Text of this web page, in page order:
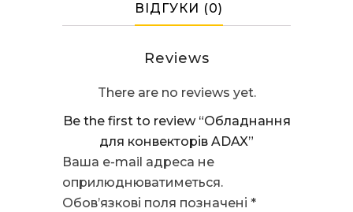
ВІДГУКИ (0)
Reviews
There are no reviews yet.
Be the first to review “Обладнання
для конвекторів ADAX”
Ваша e-mail адреса не
оприлюднюватиметься.
Обов’язкові поля позначені *